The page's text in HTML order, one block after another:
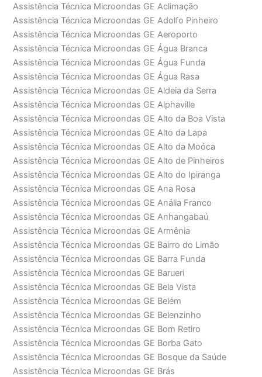
Assistência Técnica Microondas GE Aclimação
Assistência Técnica Microondas GE Adolfo Pinheiro
Assistência Técnica Microondas GE Aeroporto
Assistência Técnica Microondas GE Água Branca
Assistência Técnica Microondas GE Água Funda
Assistência Técnica Microondas GE Água Rasa
Assistência Técnica Microondas GE Aldeia da Serra
Assistência Técnica Microondas GE Alphaville
Assistência Técnica Microondas GE Alto da Boa Vista
Assistência Técnica Microondas GE Alto da Lapa
Assistência Técnica Microondas GE Alto da Moóca
Assistência Técnica Microondas GE Alto de Pinheiros
Assistência Técnica Microondas GE Alto do Ipiranga
Assistência Técnica Microondas GE Ana Rosa
Assistência Técnica Microondas GE Anália Franco
Assistência Técnica Microondas GE Anhangabaú
Assistência Técnica Microondas GE Armênia
Assistência Técnica Microondas GE Bairro do Limão
Assistência Técnica Microondas GE Barra Funda
Assistência Técnica Microondas GE Barueri
Assistência Técnica Microondas GE Bela Vista
Assistência Técnica Microondas GE Belém
Assistência Técnica Microondas GE Belenzinho
Assistência Técnica Microondas GE Bom Retiro
Assistência Técnica Microondas GE Borba Gato
Assistência Técnica Microondas GE Bosque da Saúde
Assistência Técnica Microondas GE Brás